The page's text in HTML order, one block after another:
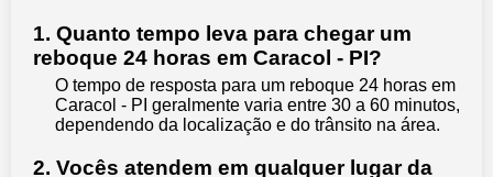
1. Quanto tempo leva para chegar um
reboque 24 horas em Caracol - PI?
O tempo de resposta para um reboque 24 horas em
Caracol - PI geralmente varia entre 30 a 60 minutos,
dependendo da localização e do trânsito na área.
2. Vocês atendem em qualquer lugar da